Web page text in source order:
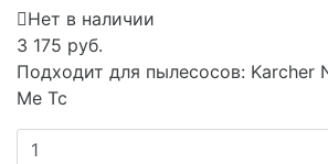
Нет в наличии
3 175 руб.
Подходит для пылесосов: Karcher
Me Tc